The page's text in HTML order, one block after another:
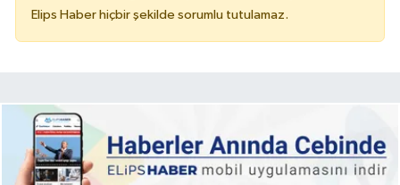
Elips Haber hiçbir şekilde sorumlu tutulamaz.